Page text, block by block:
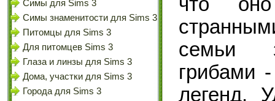
Симы для Sims 3
Симы знаменитости для Sims 3
Питомцы для Sims 3
Для питомцев Sims 3
Глаза и линзы для Sims 3
Дома, участки для Sims 3
Города для Sims 3
семьи
грибами
легенд.